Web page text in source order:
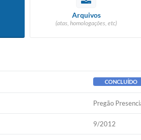
Arquivos
(atas, homologações, etc)
CONCLUÍDO
Pregão
9/2012